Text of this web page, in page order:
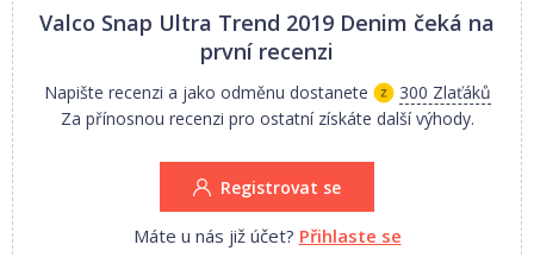
Délka sedáku: 22 cm Délka zádové opěrky: 52 cm Váha kočárku s
kolečky: 8,2 Kg
Valco Snap Ultra Trend 2019 Denim čeká na
první recenzi
Napište recenzi a jako odměnu dostanete
300 Zlaťáků
Za přínosnou recenzi pro ostatní získáte další výhody.
Registrovat se
Máte u nás již účet? Přihlaste se